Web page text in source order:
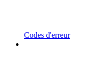
Codes d'erreur